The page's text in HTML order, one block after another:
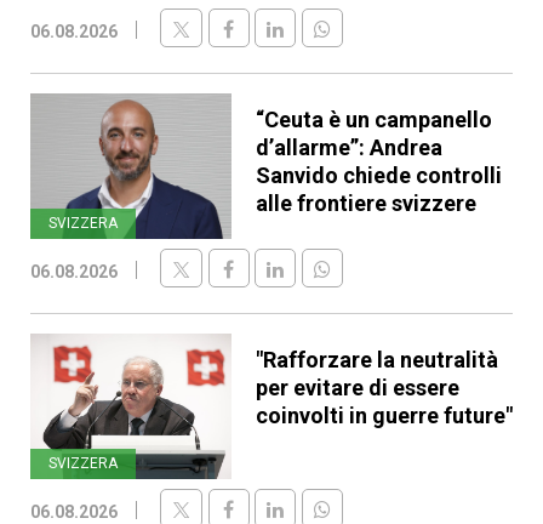
06.08.2026
SVIZZERA
“Ceuta è un campanello
d’allarme”: Andrea
Sanvido chiede controlli
alle frontiere svizzere
06.08.2026
SVIZZERA
"Rafforzare la neutralità
per evitare di essere
coinvolti in guerre future"
06.08.2026